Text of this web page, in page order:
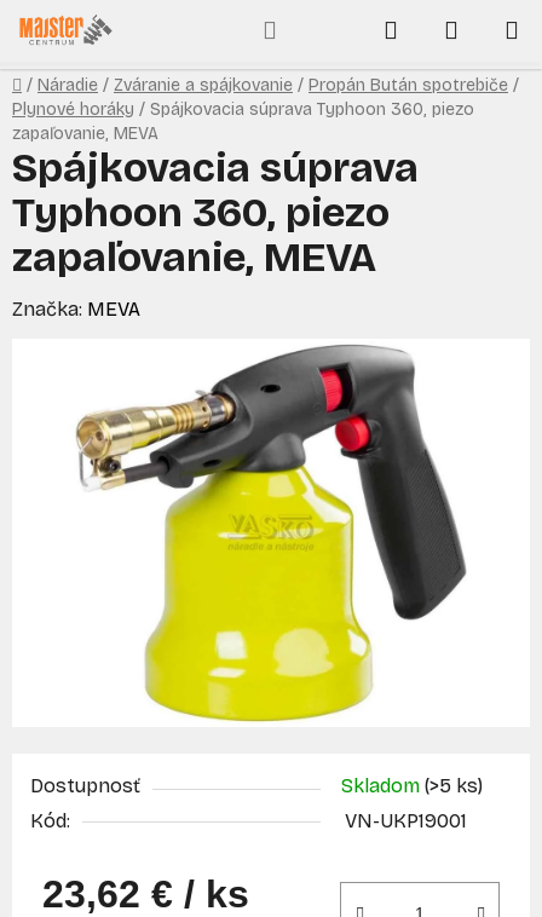
Prejsť
na
obsah
Hľadať
KOŠÍK
Domov
/ Náradie / Zváranie a spájkovanie / Propán Bután spotrebiče /
Plynové horáky / Spájkovacia súprava Typhoon 360, piezo
zapaľovanie, MEVA
Dostupnosť Skladom (>5 ks)
Kód:
VN-UKP19001
23,62 € / ks
Spájkovacia súprava
Typhoon 360, piezo
zapaľovanie, MEVA
Značka: MEVA